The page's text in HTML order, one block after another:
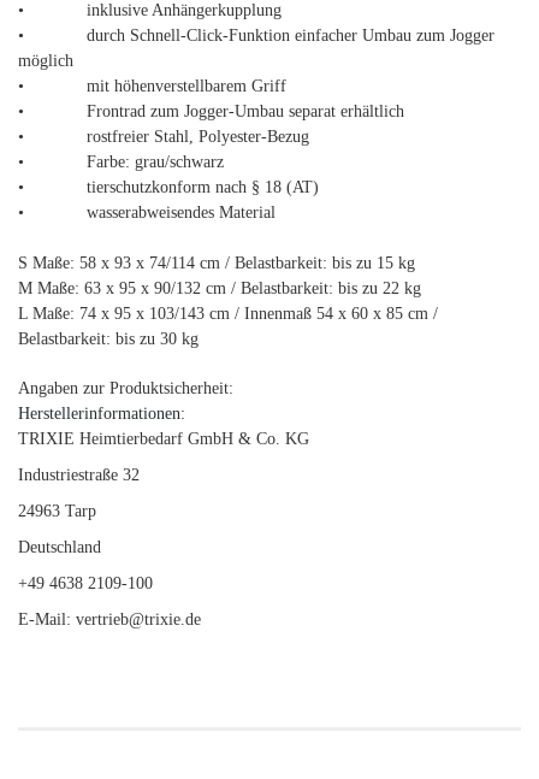
• inklusive Anhängerkupplung
• durch Schnell-Click-Funktion einfacher Umbau zum Jogger
möglich
• mit höhenverstellbarem Griff
• Frontrad zum Jogger-Umbau separat erhältlich
• rostfreier Stahl, Polyester-Bezug
• Farbe: grau/schwarz
• tierschutzkonform nach § 18 (AT)
• wasserabweisendes Material
S Maße: 58 x 93 x 74/114 cm / Belastbarkeit: bis zu 15 kg
M Maße: 63 x 95 x 90/132 cm / Belastbarkeit: bis zu 22 kg
L Maße: 74 x 95 x 103/143 cm / Innenmaß 54 x 60 x 85 cm /
Belastbarkeit: bis zu 30 kg
Angaben zur Produktsicherheit:
Herstellerinformationen:
TRIXIE Heimtierbedarf GmbH & Co. KG
Industriestraße 32
24963 Tarp
Deutschland
+49 4638 2109-100
E-Mail: vertrieb@trixie.de